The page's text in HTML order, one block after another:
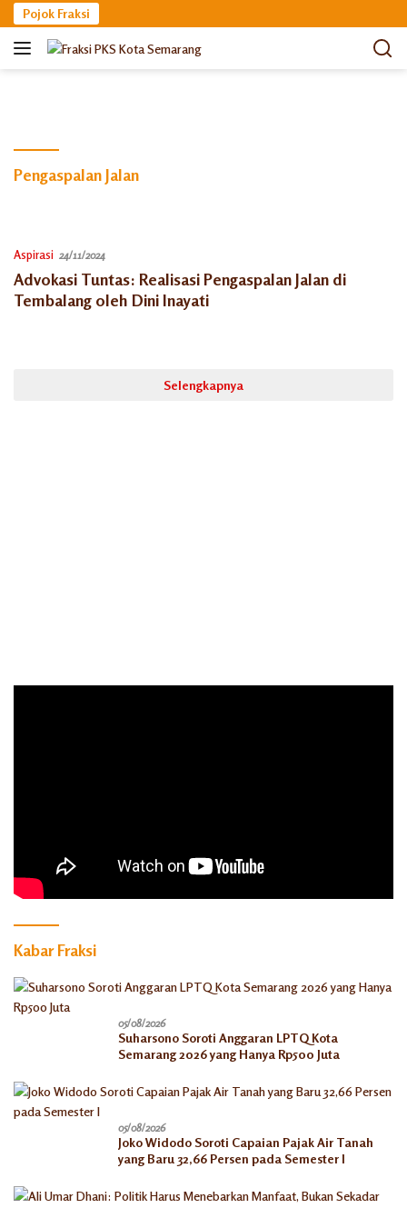
Langsung
ke
konten
Pojok Fraksi
Pengaspalan Jalan
Aspirasi 24/11/2024
Advokasi Tuntas: Realisasi Pengaspalan Jalan di
Tembalang oleh Dini Inayati
Selengkapnya
Kabar Fraksi
05/08/2026
Suharsono Soroti Anggaran LPTQ Kota
Semarang 2026 yang Hanya Rp500 Juta
05/08/2026
Joko Widodo Soroti Capaian Pajak Air Tanah
yang Baru 32,66 Persen pada Semester I